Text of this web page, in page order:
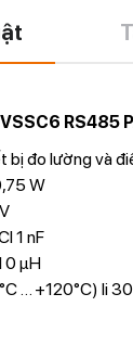
VSSC6
đo lường và
W
1 nF
0 µH
… +120°C) li